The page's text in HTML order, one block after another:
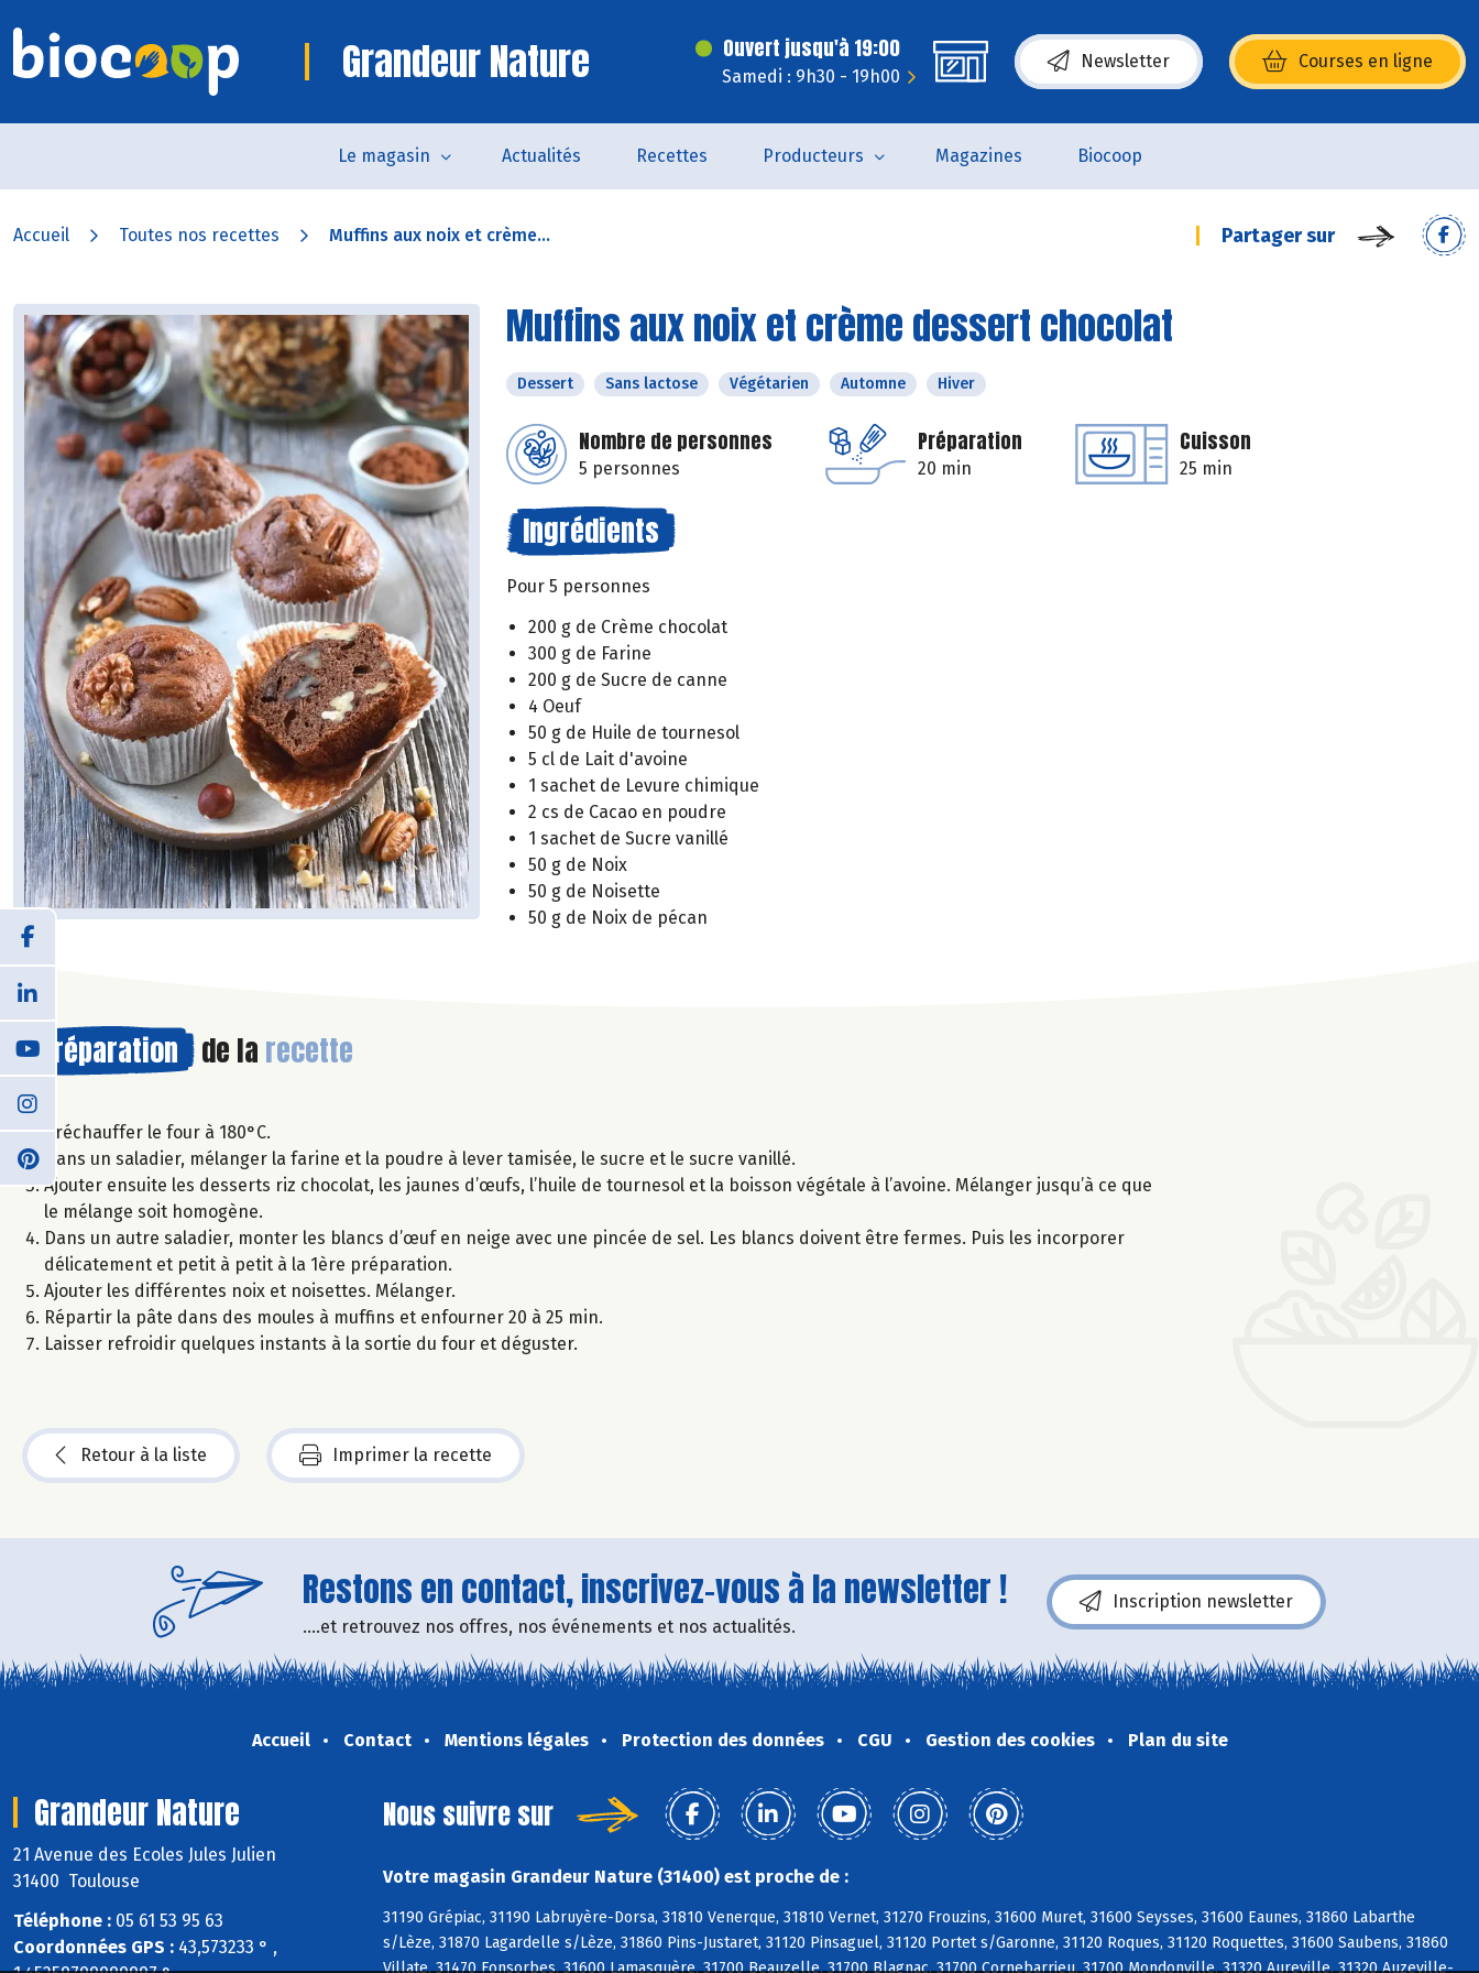
Grandeur Nature Ouvert jusqu'à 19:00
Samedi : 9h30 - 19h00
Newsletter Courses en ligne
(s’ouvre dans une nouvelle fenêtre)
Le magasin Actualités Recettes Producteurs Magazines Biocoop
Accueil Toutes nos recettes Muffins aux noix et crème... Partager sur
Muffins aux noix et crème dessert chocolat
Dessert Sans lactose Végétarien Automne Hiver
Nombre de personnes
5 personnes
Préparation
20 min
Cuisson
25 min
Ingrédients
Pour 5 personnes
200 g de Crème chocolat
300 g de Farine
200 g de Sucre de canne
4 Oeuf
50 g de Huile de tournesol
5 cl de Lait d'avoine
1 sachet de Levure chimique
2 cs de Cacao en poudre
1 sachet de Sucre vanillé
50 g de Noix
50 g de Noisette
50 g de Noix de pécan
Préparation de la recette
Préchauffer le four à 180°C.
Dans un saladier, mélanger la farine et la poudre à lever tamisée, le sucre et le sucre vanillé.
Ajouter ensuite les desserts riz chocolat, les jaunes d’œufs, l’huile de tournesol et la boisson végétale à l’avoine. Mélanger jusqu’à ce que
le mélange soit homogène.
Dans un autre saladier, monter les blancs d’œuf en neige avec une pincée de sel. Les blancs doivent être fermes. Puis les incorporer
délicatement et petit à petit à la 1ère préparation.
Ajouter les différentes noix et noisettes. Mélanger.
Répartir la pâte dans des moules à muffins et enfourner 20 à 25 min.
Laisser refroidir quelques instants à la sortie du four et déguster.
Retour à la liste Imprimer la recette
Restons en contact, inscrivez-vous à la newsletter !
....et retrouvez nos offres, nos événements et nos actualités.
Inscription newsletter
Accueil Contact Mentions légales Protection des données CGU Gestion des cookies Plan du site
Grandeur Nature
21 Avenue des Ecoles Jules Julien
31400 Toulouse
Téléphone : 05 61 53 95 63
Coordonnées GPS : 43,573233 ° ,
Nous suivre sur
Votre magasin Grandeur Nature (31400) est proche de :
31190 Grépiac, 31190 Labruyère-Dorsa, 31810 Venerque, 31810 Vernet, 31270 Frouzins, 31600 Muret, 31600 Seysses, 31600 Eaunes, 31860 Labarthe
s/Lèze, 31870 Lagardelle s/Lèze, 31860 Pins-Justaret, 31120 Pinsaguel, 31120 Portet s/Garonne, 31120 Roques, 31120 Roquettes, 31600 Saubens, 31860
Villate, 31470 Fonsorbes, 31600 Lamasquère, 31700 Beauzelle, 31700 Blagnac, 31700 Cornebarrieu, 31700 Mondonville, 31320 Aureville, 31320 Auzeville-